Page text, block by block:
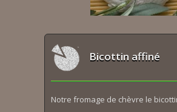
Bicottin affiné
Notre fromage de chèvre le